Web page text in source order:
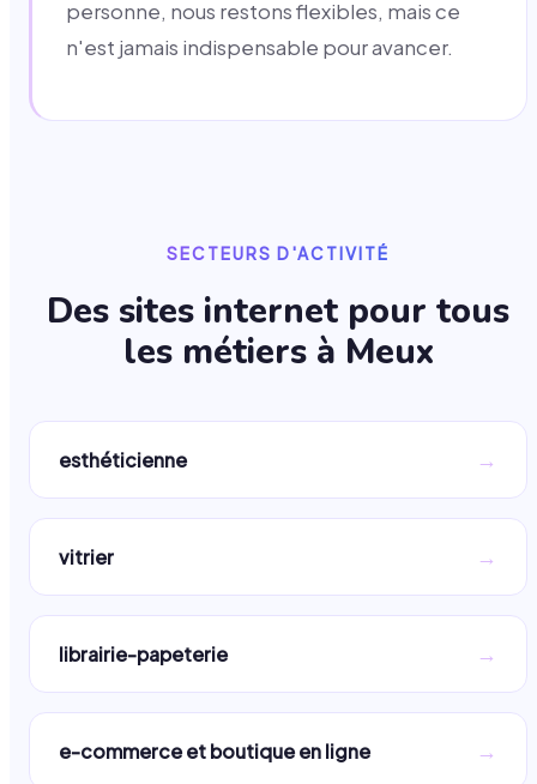
personne, nous restons flexibles, mais ce
n'est jamais indispensable pour avancer.
SECTEURS D'ACTIVITÉ
Des sites internet pour tous
les métiers à Meux
esthéticienne →
vitrier →
librairie-papeterie →
e-commerce et boutique en ligne →